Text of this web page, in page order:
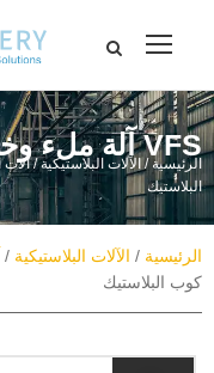
VFS آلة ملء وختم كوب البلاستيك
الرئيسية / الآلات البلاستيكية/آلات
البلاستيك
الرئيسية / الآلات البلاستيكية /
كوب البلاستيك